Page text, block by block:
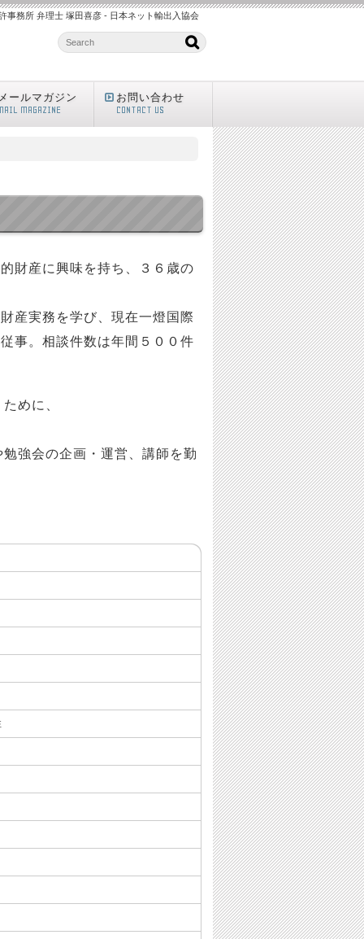
事務所 弁理士 塚田喜彦 - 日本ネット輸出入協会
ールマガジン
MAGAZINE
お問い合わせ
CONTACT US
財産に興味を持ち、３６歳の
産実務を学び、現在一燈国際
事。相談件数は年間５００件
めに、
強会の企画・運営、講師を勤